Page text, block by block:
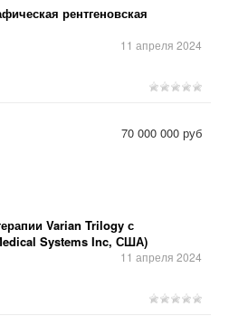
рентгеновская
11 апреля 2024
Varian Trilogy с
Systems Inc, США)
11 апреля 2024
70 000 000 руб